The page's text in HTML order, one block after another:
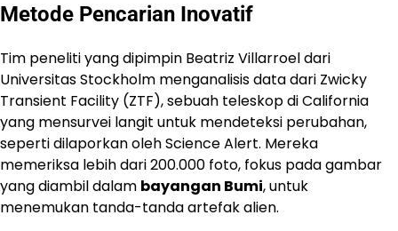
Metode Pencarian Inovatif
Tim peneliti yang dipimpin Beatriz Villarroel dari
Universitas Stockholm menganalisis data dari Zwicky
Transient Facility (ZTF), sebuah teleskop di California
yang mensurvei langit untuk mendeteksi perubahan,
seperti dilaporkan oleh Science Alert. Mereka
memeriksa lebih dari 200.000 foto, fokus pada gambar
yang diambil dalam bayangan Bumi, untuk
menemukan tanda-tanda artefak alien.